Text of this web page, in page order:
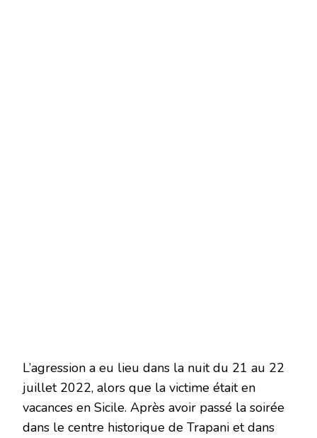
L’agression a eu lieu dans la nuit du 21 au 22
juillet 2022, alors que la victime était en
vacances en Sicile. Après avoir passé la soirée
dans le centre historique de Trapani et dans